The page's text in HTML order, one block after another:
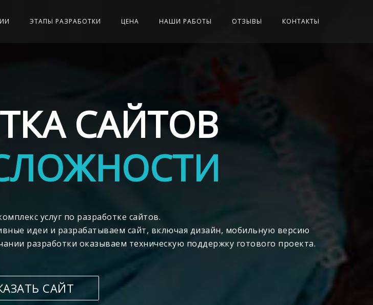
ЭТАПЫ РАЗРАБОТКИ ЦЕНА НАШИ РАБОТЫ ОТЗЫВЫ КОНТАКТЫ
САЙТОВ
услуг по разработке сайтов.
идеи и разрабатываем сайт, включая дизайн, мобильную версию
разработки оказываем техническую поддержку готового проекта.
САЙТ